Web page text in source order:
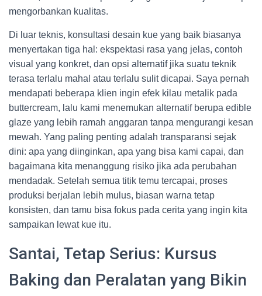
mengorbankan kualitas.
Di luar teknis, konsultasi desain kue yang baik biasanya
menyertakan tiga hal: ekspektasi rasa yang jelas, contoh
visual yang konkret, dan opsi alternatif jika suatu teknik
terasa terlalu mahal atau terlalu sulit dicapai. Saya pernah
mendapati beberapa klien ingin efek kilau metalik pada
buttercream, lalu kami menemukan alternatif berupa edible
glaze yang lebih ramah anggaran tanpa mengurangi kesan
mewah. Yang paling penting adalah transparansi sejak
dini: apa yang diinginkan, apa yang bisa kami capai, dan
bagaimana kita menanggung risiko jika ada perubahan
mendadak. Setelah semua titik temu tercapai, proses
produksi berjalan lebih mulus, biasan warna tetap
konsisten, dan tamu bisa fokus pada cerita yang ingin kita
sampaikan lewat kue itu.
Santai, Tetap Serius: Kursus
Baking dan Peralatan yang Bikin